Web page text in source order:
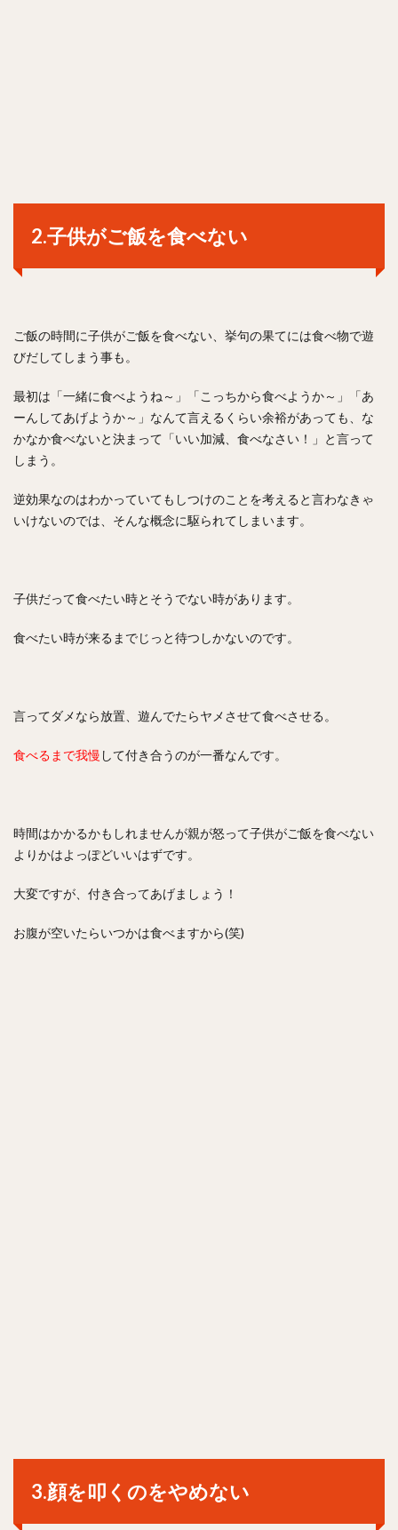
2.子供がご飯を食べない
ご飯の時間に子供がご飯を食べない、挙句の果てには食べ物で遊
びだしてしまう事も。
最初は「一緒に食べようね～」「こっちから食べようか～」「あ
ーんしてあげようか～」なんて言えるくらい余裕があっても、な
かなか食べないと決まって「いい加減、食べなさい！」と言って
しまう。
逆効果なのはわかっていてもしつけのことを考えると言わなきゃ
いけないのでは、そんな概念に駆られてしまいます。
子供だって食べたい時とそうでない時があります。
食べたい時が来るまでじっと待つしかないのです。
言ってダメなら放置、遊んでたらヤメさせて食べさせる。
食べるまで我慢 して付き合うのが一番なんです。
時間はかかるかもしれませんが親が怒って子供がご飯を食べない
よりかはよっぽどいいはずです。
大変ですが、付き合ってあげましょう！
お腹が空いたらいつかは食べますから(笑)
3.顔を叩くのをやめない